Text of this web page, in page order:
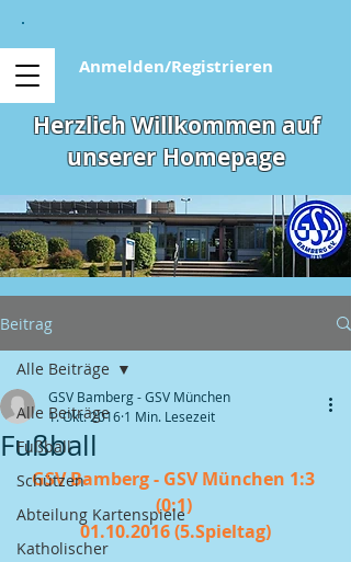
Anmelden/Registrieren
Herzlich Willkommen auf
unserer Homepage
Beitrag
Alle Beiträge
Fußball
Schützen
Abteilung Kartenspiele
Katholischer
Alle Beiträge
Fußball
GSV Bamberg - GSV München
1. Okt. 2016 1 Min. Lesezeit
GSV Bamberg - GSV München 1:3
(0:1)
01.10.2016 (5.Spieltag)